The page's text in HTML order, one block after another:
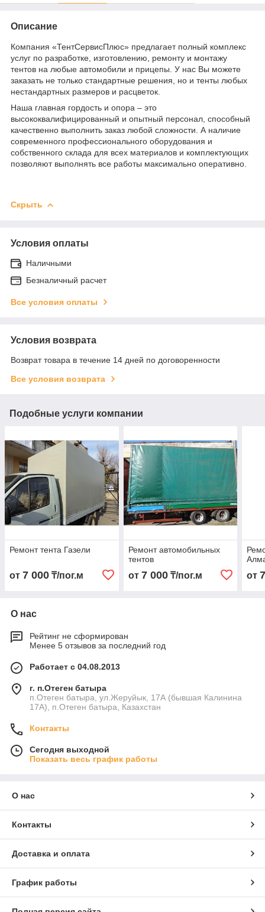
Описание
Компания «ТентСервисПлюс» предлагает полный комплекс
услуг по разработке, изготовлению, ремонту и монтажу
тентов на любые автомобили и прицепы. У нас Вы можете
заказать не только стандартные решения, но и тенты любых
нестандартных размеров и расцветок.
Наша главная гордость и опора – это
высококвалифицированный и опытный персонал, способный
качественно выполнить заказ любой сложности. А наличие
современного профессионального оборудования и
собственного склада для всех материалов и комплектующих
позволяют выполнять все работы максимально оперативно.
Скрыть
Условия оплаты
Наличными
Безналичный расчет
Все условия оплаты
Условия возврата
Возврат товара в течение 14 дней по договоренности
Все условия возврата
Подобные услуги компании
Ремонт тента Газели
от 7 000 ₸/пог.м
Ремонт автомобильных
тентов
от 7 000₸/пог.м от
О нас
Рейтинг не сформирован
Менее 5 отзывов за последний год
Работает с 04.08.2013
г. п.Отеген батыра
п.Отеген батыра, ул.Жеруйык, 17А (бывшая Калинина
17А), п.Отеген батыра, Казахстан
Контакты
Сегодня выходной
Показать весь график работы
О нас
Контакты
Доставка и оплата
График работы